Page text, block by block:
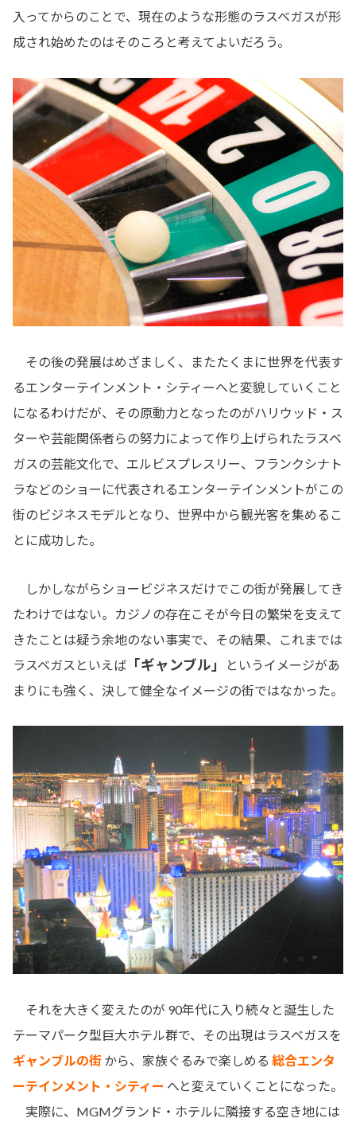
入ってからのことで、現在のような形態のラスベガスが形
成され始めたのはそのころと考えてよいだろう。
その後の発展はめざましく、またたくまに世界を代表す
るエンターテインメント・シティーへと変貌していくこと
になるわけだが、その原動力となったのがハリウッド・ス
ターや芸能関係者らの努力によって作り上げられたラスベ
ガスの芸能文化で、エルビスプレスリー、フランクシナト
ラなどのショーに代表されるエンターテインメントがこの
街のビジネスモデルとなり、世界中から観光客を集めるこ
とに成功した。
しかしながらショービジネスだけでこの街が発展してき
たわけではない。カジノの存在こそが今日の繁栄を支えて
きたことは疑う余地のない事実で、その結果、これまでは
ラスベガスといえば 「ギャンブル」
というイメージがあ
まりにも強く、決して健全なイメージの街ではなかった。
それを大きく変えたのが 90年代に入り続々と誕生した
テーマパーク型巨大ホテル群で、その出現はラスベガスを
ギャンブルの街 から、家族ぐるみで楽しめる 総合エンタ
ーテインメント・シティー へと変えていくことになった。
実際に、MGMグランド・ホテルに隣接する空き地には